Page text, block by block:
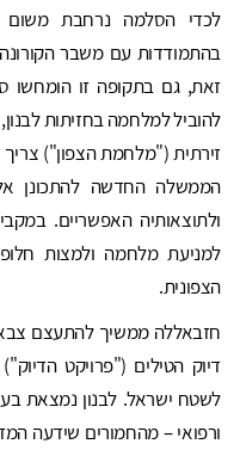
לכדי הסלמה נרחבת
בהתמודדות עם משבר
זאת, גם בתקופה זו הומחשו
להוביל למלחמה בחזיתות
זירתית ("מלחמת הצפון") צריך
הממשלה החדשה להתכונן
ולתוצאותיה האפשריים.
למניעת מלחמה ולמצות
הצפונית.
חזבאללה ממשיך להתעצם
דיוק הטילים ("פרויקט
לשטח ישראל. לבנון נמצאת
ורפואי – מהחמורים שידעה